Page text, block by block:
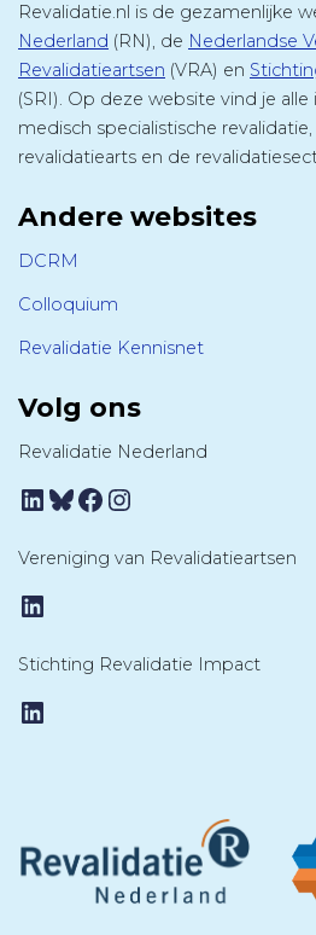
Revalidatie.nl is de gezamenlijke
Nederland (RN), de Nederlandse
Revalidatieartsen (VRA) en
(SRI). Op deze website vind je
medisch specialistische
revalidatiearts en de
Andere websites
DCRM
Colloquium
Revalidatie Kennisnet
Volg ons
Revalidatie Nederland
LinkedIn
Bluesky
Facebook
Instagram
Vereniging van Revalidatieartsen
LinkedIn
Stichting Revalidatie Impact
LinkedIn